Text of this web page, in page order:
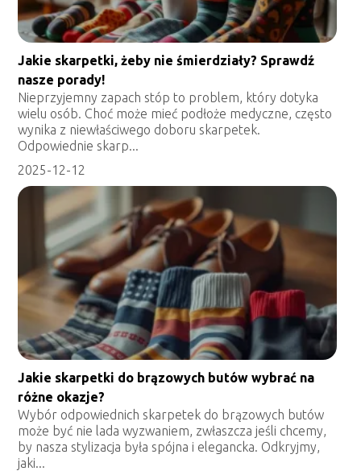
Jakie skarpetki, żeby nie śmierdziały? Sprawdź
nasze porady!
Nieprzyjemny zapach stóp to problem, który dotyka
wielu osób. Choć może mieć podłoże medyczne, często
wynika z niewłaściwego doboru skarpetek.
Odpowiednie skarp...
2025-12-12
Jakie skarpetki do brązowych butów wybrać na
różne okazje?
Wybór odpowiednich skarpetek do brązowych butów
może być nie lada wyzwaniem, zwłaszcza jeśli chcemy,
by nasza stylizacja była spójna i elegancka. Odkryjmy,
jaki...